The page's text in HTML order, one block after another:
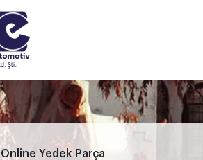
Online Yedek Parça